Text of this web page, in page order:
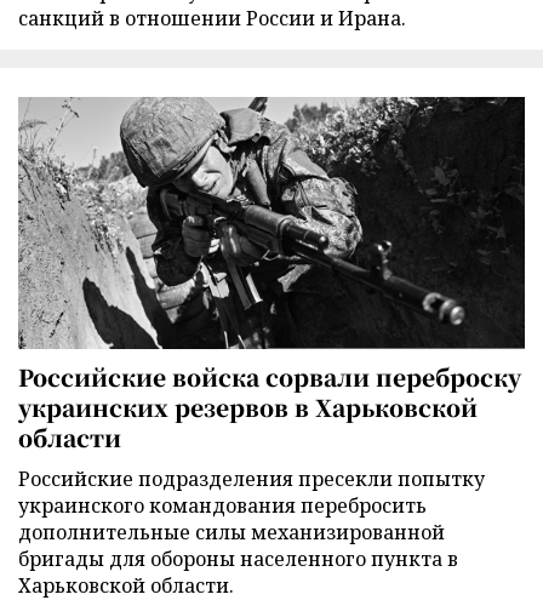
санкций в отношении России и Ирана.
Российские войска сорвали переброску
украинских резервов в Харьковской
области
Российские подразделения пресекли попытку
украинского командования перебросить
дополнительные силы механизированной
бригады для обороны населенного пункта в
Харьковской области.